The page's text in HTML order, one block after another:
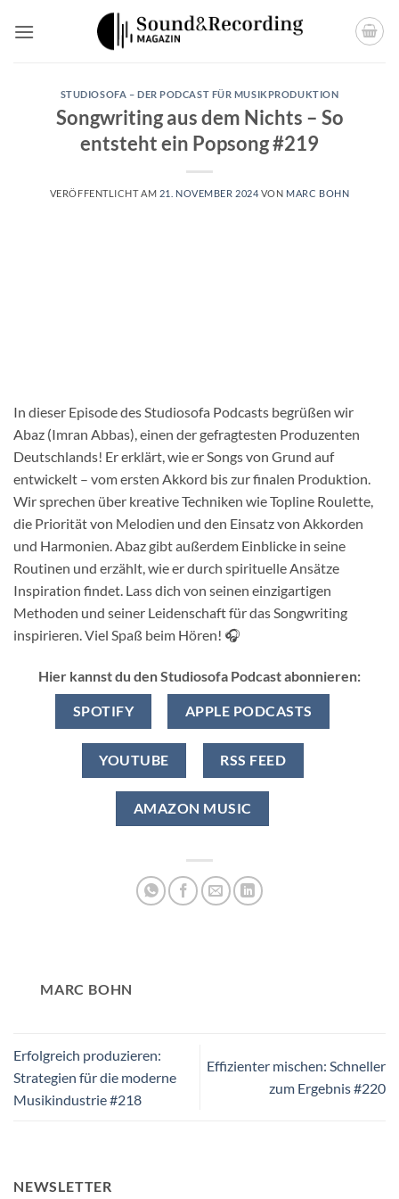
Inhalt
STUDIOSOFA – DER PODCAST FÜR MUSIKPRODUKTION
Songwriting aus dem Nichts – So
entsteht ein Popsong #219
VERÖFFENTLICHT AM 21. NOVEMBER 2024 VON MARC BOHN
In dieser Episode des Studiosofa Podcasts begrüßen wir
Abaz (Imran Abbas), einen der gefragtesten Produzenten
Deutschlands! Er erklärt, wie er Songs von Grund auf
entwickelt – vom ersten Akkord bis zur finalen Produktion.
Wir sprechen über kreative Techniken wie Topline Roulette,
die Priorität von Melodien und den Einsatz von Akkorden
und Harmonien. Abaz gibt außerdem Einblicke in seine
Routinen und erzählt, wie er durch spirituelle Ansätze
Inspiration findet. Lass dich von seinen einzigartigen
Methoden und seiner Leidenschaft für das Songwriting
inspirieren. Viel Spaß beim Hören! 🎧
Hier kannst du den Studiosofa Podcast abonnieren:
SPOTIFY APPLE PODCASTS
YOUTUBE RSS FEED
AMAZON MUSIC
MARC BOHN
Erfolgreich produzieren:
Strategien für die moderne
Musikindustrie #218
Effizienter mischen: Schneller
zum Ergebnis #220
NEWSLETTER